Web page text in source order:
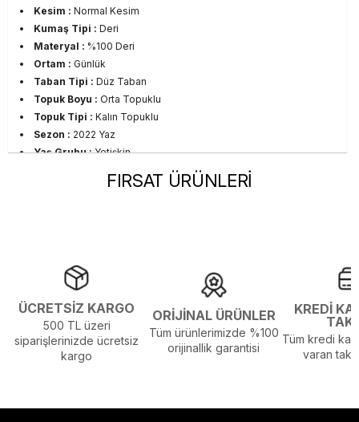
Kesim : Normal Kesim
Kumaş Tipi : Deri
Materyal : %100 Deri
Ortam : Günlük
Taban Tipi : Düz Taban
Topuk Boyu : Orta Topuklu
Topuk Tipi : Kalın Topuklu
Sezon : 2022 Yaz
Yaş Grubu :Yetişkin
Ürünün Beden Tablosu Son
FIRSAT ÜRÜNLERİ
ÜCRETSİZ KARGO
500 TL üzeri
siparişlerinizde ücretsiz
kargo
ORİJİNAL ÜRÜNLER
Tüm ürünlerimizde %100
orijinallik garantisi
KREDİ
Tüm kredi
varan